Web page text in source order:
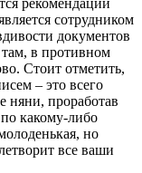
сотрудником
документов
в противном
Стоит отметить,
– это всего
няни, проработав
какому-либо
но
все ваши